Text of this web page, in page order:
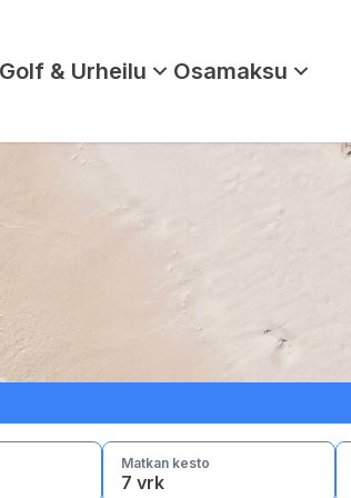
Golf & Urheilu Osamaksu
7 vrk
Matkan kesto